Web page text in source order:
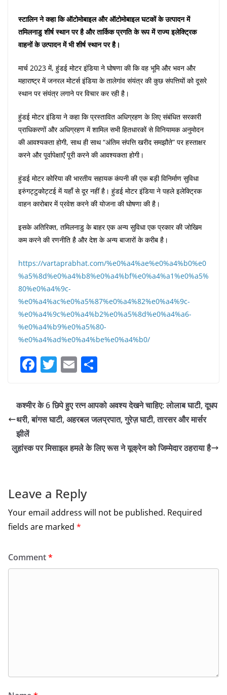
स्टालिन ने कहा कि ऑटोमोबाइल और ऑटोमोबाइल घटकों के उत्पादन में
तमिलनाडु शीर्ष स्थान पर है और तार्किक प्रगति के रूप में राज्य इलेक्ट्रिक
वाहनों के उत्पादन में भी शीर्ष स्थान पर है।
मार्च 2023 में, हुंडई मोटर इंडिया ने घोषणा की कि वह भूमि और भवन और
महाराष्ट्र में जनरल मोटर्स इंडिया के तालेगांव संयंत्र की कुछ संपत्तियों को दूसरे
स्थान पर संयंत्र लगाने पर विचार कर रही है।
हुंडई मोटर इंडिया ने कहा कि प्रस्तावित अधिग्रहण के लिए संबंधित सरकारी
प्राधिकरणों और अधिग्रहण में शामिल सभी हितधारकों से विनियामक अनुमोदन
की आवश्यकता होगी, साथ ही साथ “अंतिम संपत्ति खरीद समझौते” पर हस्ताक्षर
करने और पूर्वापेक्षाएँ पूरी करने की आवश्यकता होगी।
हुंडई मोटर कोरिया की भारतीय सहायक कंपनी की एक बड़ी विनिर्माण सुविधा
इरुंगट्टुकोट्टई में यहाँ से दूर नहीं है। हुंडई मोटर इंडिया ने पहले इलेक्ट्रिक
वाहन कारोबार में प्रवेश करने की योजना की घोषणा की है।
इसके अतिरिक्त, तमिलनाडु के बाहर एक अन्य सुविधा एक प्रकार की जोखिम
कम करने की रणनीति है और देश के अन्य बाजारों के करीब है।
https://vartaprabhat.com/%e0%a4%ae%e0%a4%b0%e0
%a5%8d%e0%a4%b8%e0%a4%bf%e0%a4%a1%e0%a5%
80%e0%a4%9c-
%e0%a4%ac%e0%a5%87%e0%a4%82%e0%a4%9c-
%e0%a4%9c%e0%a4%b2%e0%a5%8d%e0%a4%a6-
%e0%a4%b9%e0%a5%80-
%e0%a4%ad%e0%a4%be%e0%a4%b0/
F
c
e
b
o
T
itt
er
E
ai
l
ar
e
कश्मीर के 6 छिपे हुए रत्न आपको अवश्य देखने चाहिए: लोलाब घाटी, दूधप
थरी, बांगस घाटी, अहरबल जलप्रपात, गुरेज़ घाटी, तारसर और मार्सर
झीलें
लुहांस्क पर मिसाइल हमले के लिए रूस ने यूक्रेन को जिम्मेदार ठहराया है
Leave a Reply
Your email address will not be published. Required
fields are marked *
Comment*